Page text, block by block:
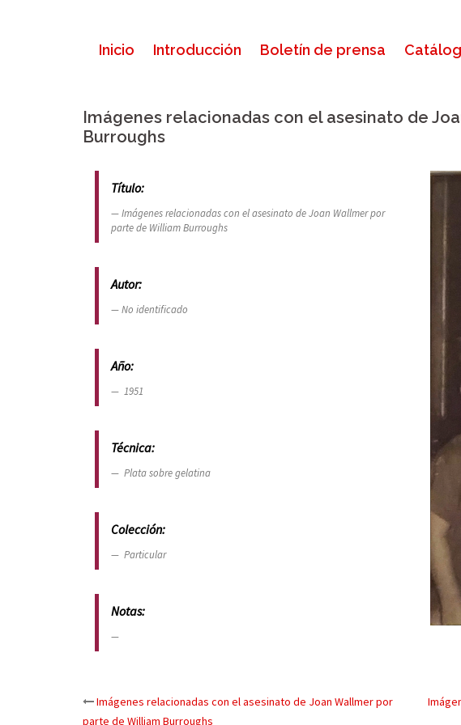
Inicio Introducción Boletín de prensa
Imágenes relacionadas con el asesinato de
Burroughs
Título:
Imágenes relacionadas con el asesinato de Joan Wallmer por
parte de William Burroughs
Autor:
No identificado
Año:
1951
Técnica:
Plata sobre gelatina
Colección:
Particular
Notas:
Imágenes relacionadas con el asesinato de Joan Wallmer por
parte de William Burroughs